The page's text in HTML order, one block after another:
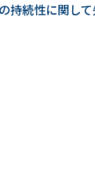
持続性に関し